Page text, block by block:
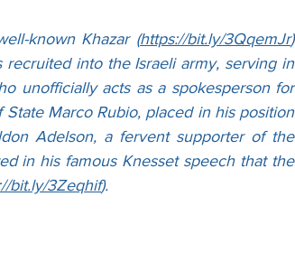
known Khazar (https://bit.ly/3QqemJr)
recruited into the Israeli army, serving in
unofficially acts as a spokesperson for
Marco Rubio, placed in his position
Adelson, a fervent supporter of the
in his famous Knesset speech that the
bit.ly/3Zeqhif).